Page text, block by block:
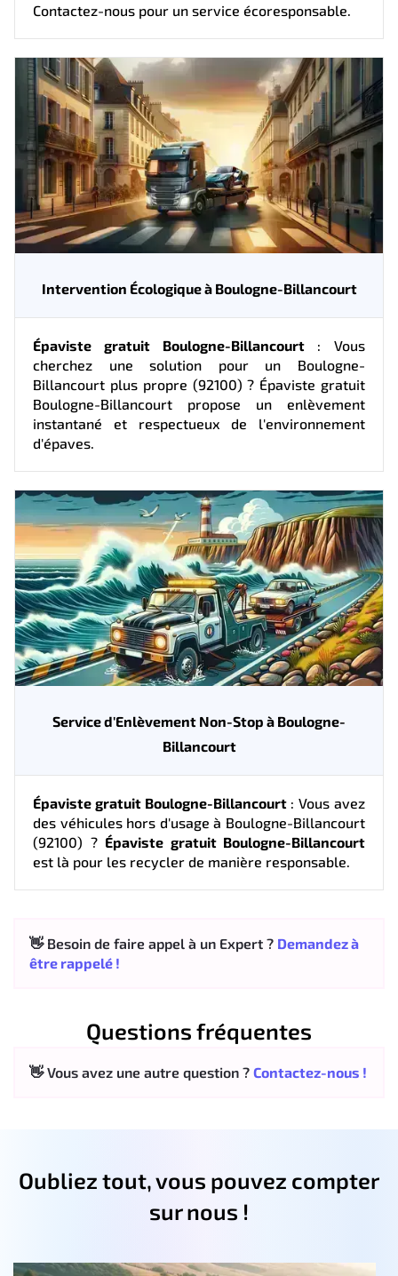
Contactez-nous pour un service écoresponsable.
Intervention Écologique à Boulogne-Billancourt
Épaviste gratuit Boulogne-Billancourt: Vous
cherchez une solution pour un Boulogne-
Billancourt plus propre (92100) ? Épaviste gratuit
Boulogne-Billancourt propose un enlèvement
instantané et respectueux de l'environnement
d'épaves.
Service d'Enlèvement Non-Stop à Boulogne-
Billancourt
Épaviste gratuit Boulogne-Billancourt: Vous avez
des véhicules hors d'usage à Boulogne-Billancourt
(92100) ? Épaviste gratuit Boulogne-Billancourt
est là pour les recycler de manière responsable.
👋 Besoin de faire appel à un Expert ? Demandez à
être rappelé !
Questions fréquentes
👋 Vous avez une autre question ? Contactez-nous !
Oubliez tout, vous pouvez compter
sur nous !